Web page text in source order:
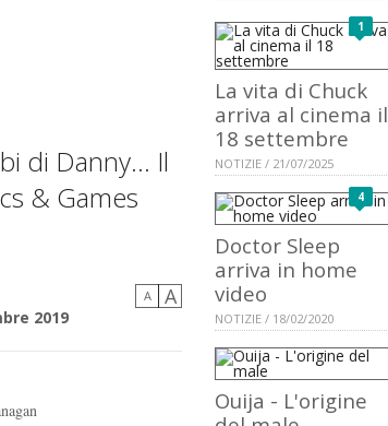
di Danny… Il
& Games
2019
A A
1
La vita di Chuck
arriva al cinema il
18 settembre
NOTIZIE / 21/07/2025
4
Doctor Sleep
arriva in home
video
NOTIZIE / 18/02/2020
Ouija - L'origine